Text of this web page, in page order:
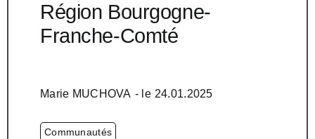
Région Bourgogne-
Franche-Comté
Marie MUCHOVA - le 24.01.2025
Communautés